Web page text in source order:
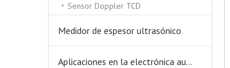
Sensor Doppler TCD
Medidor de espesor ultrasónico
Aplicaciones en la electrónica automática.